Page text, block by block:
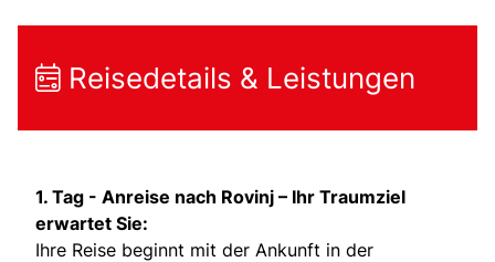
Reisedetails & Leistungen
1. Tag - Anreise nach Rovinj – Ihr Traumziel
erwartet Sie:
Ihre Reise beginnt mit der Ankunft in der